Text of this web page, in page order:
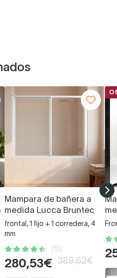
Mampara de bañera a
medida Lucca Bruntec
frontal, 1 fijo + 1 corredera, 4
mm
(15)
280,53€ 389,62€